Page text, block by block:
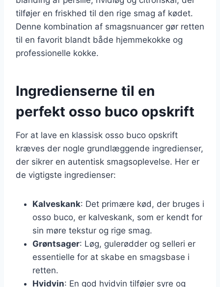
tilføjer en friskhed til den rige smag af kødet.
Denne kombination af smagsnuancer gør retten
til en favorit blandt både hjemmekokke og
professionelle kokke.
Ingredienserne til en
perfekt osso buco opskrift
For at lave en klassisk osso buco opskrift
kræves der nogle grundlæggende ingredienser,
der sikrer en autentisk smagsoplevelse. Her er
de vigtigste ingredienser:
Kalveskank: Det primære kød, der bruges i
osso buco, er kalveskank, som er kendt for
sin møre tekstur og rige smag.
Grøntsager: Løg, gulerødder og selleri er
essentielle for at skabe en smagsbase i
retten.
Hvidvin: En god hvidvin tilføjer syre og